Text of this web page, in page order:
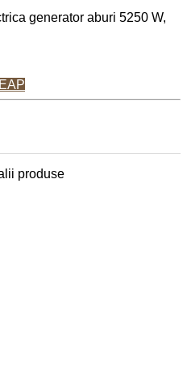
generator aburi 5250 W,
produse